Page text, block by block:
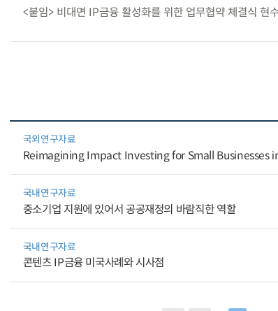
<붙임> 비대면 IP금융 활성화를 위한 업무협약 체결식 현
국외연구자료
Reimagining Impact Investing for Small Businesses
국내연구자료
중소기업 지원에 있어서 공공재정의 바람직한 역할
국내연구자료
콘텐츠 IP금융 미국사례와 시사점